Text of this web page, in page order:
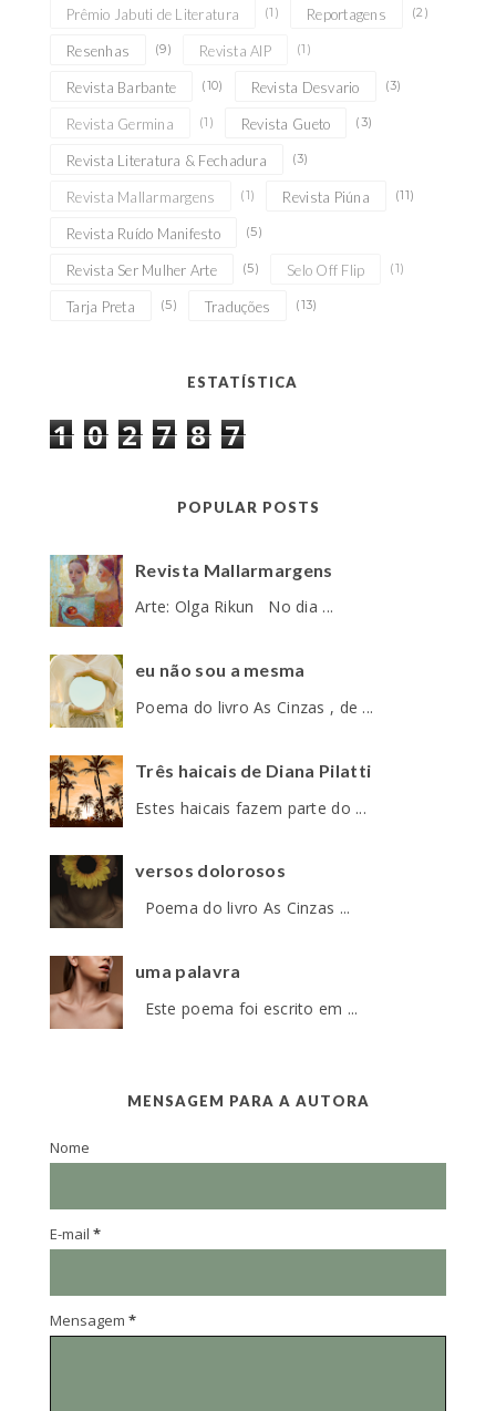
Prêmio Jabuti de Literatura (1) Reportagens (2)
Resenhas (9) Revista AIP (1)
Revista Barbante (10) Revista Desvario (3)
Revista Germina (1) Revista Gueto (3)
Revista Literatura & Fechadura (3)
Revista Mallarmargens (1) Revista Piúna (11)
Revista Ruído Manifesto (5)
Revista Ser Mulher Arte (5) Selo Off Flip (1)
Tarja Preta (5) Traduções (13)
ESTATÍSTICA
1 0 2 7 8 7
POPULAR POSTS
Revista Mallarmargens
Arte: Olga Rikun No dia ...
eu não sou a mesma
Poema do livro As Cinzas , de ...
Três haicais de Diana Pilatti
Estes haicais fazem parte do ...
versos dolorosos
Poema do livro As Cinzas ...
uma palavra
Este poema foi escrito em ...
MENSAGEM PARA A AUTORA
Nome
E-mail *
Mensagem *